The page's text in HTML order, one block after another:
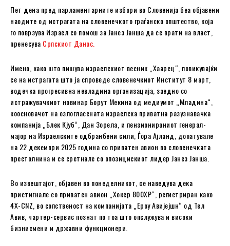
Пет дена пред парламентарните избори во Словенија беа објавени
наодите од истрагата на словенечкото граѓанско општество, која
го поврзува Израел со помош за Јанез Јанша да се врати на власт,
пренесува Српскиот Данас.
Имено, како што пишува израелскиот весник „Хаарец“, повикувајќи
се на истрагата што ја спроведе словенечкиот Институт 8 март,
водечка прогресивна невладина организација, заедно со
истражувачкиот новинар Борут Мекина од медиумот „Младина“,
коосновачот на озлогласената израелска приватна разузнавачка
компанија „Блек Кјуб“, Дан Зорела, и пензионираниот генерал-
мајор на Израелските одбранбени сили, Ѓора Ајланд, допатувале
на 22 декември 2025 година со приватен авион во словенечката
престолнина и се сретнале со опозицискиот лидер Јанез Јанша.
Во извештајот, објавен во понеделникот, се наведува дека
пристигнале со приватен авион „Хокер 800XP“, регистриран како
4X-CNZ, во сопственост на компанијата „Ероу Авијејшн“ од Тел
Авив, чартер-сервис познат по тоа што опслужува и високи
бизнисмени и државни функционери.